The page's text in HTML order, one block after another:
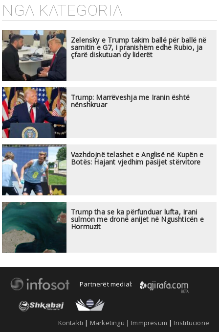
NGA KATEGORIA
Zelensky e Trump takim ballë për ballë në
samitin e G7, i pranishëm edhe Rubio, ja
çfarë diskutuan dy liderët
Trump: Marrëveshja me Iranin është
nënshkruar
Vazhdojnë telashet e Anglisë në Kupën e
Botës: Hajant vjedhim pasijet stërvitore
Trump tha se ka përfunduar lufta, Irani
sulmon me dronë anijet në Ngushticën e
Hormuzit
Partnerët medial:
Kontakti | Marketingu | Immpresum | Institucione